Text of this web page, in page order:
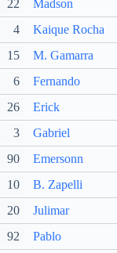
22 Madson
4 Kaique Rocha
15 M. Gamarra
6 Fernando
26 Erick
3 Gabriel
90 Emersonn
10 B. Zapelli
20 Julimar
92 Pablo